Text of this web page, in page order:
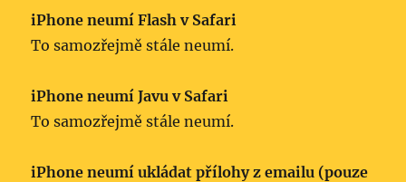
iPhone neumí Flash v Safari
To samozřejmě stále neumí.
iPhone neumí Javu v Safari
To samozřejmě stále neumí.
iPhone neumí ukládat přílohy z emailu (pouze